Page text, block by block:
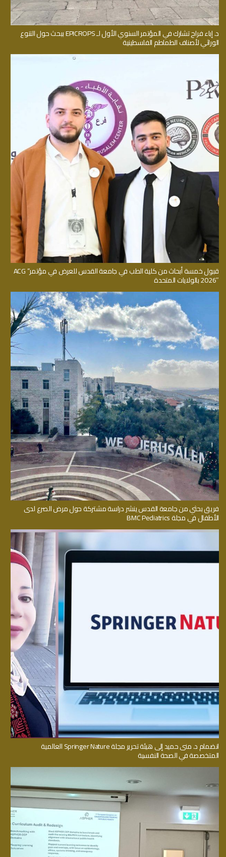
د. إباء فراح تشارك في المؤتمر السنوي الأول لـ EPICROPS ببحث حول التنوع
الوراثي لأصناف الطماطم الفلسطينية
قبول خمسة أبحاث من كلية الطب في جامعة القدس للعرض في مؤتمر” ACG
2026″ بالولايات المتحدة
فريق بحثي من جامعة القدس ينشر دراسة مشتركة حول مرض الصرع لدى
الأطفال في مجلة BMC Pediatrics
انضمام د. منى حميد إلى هيئة تحرير مجلة Springer Nature العالمية
المتخصصة في الصحة النفسية